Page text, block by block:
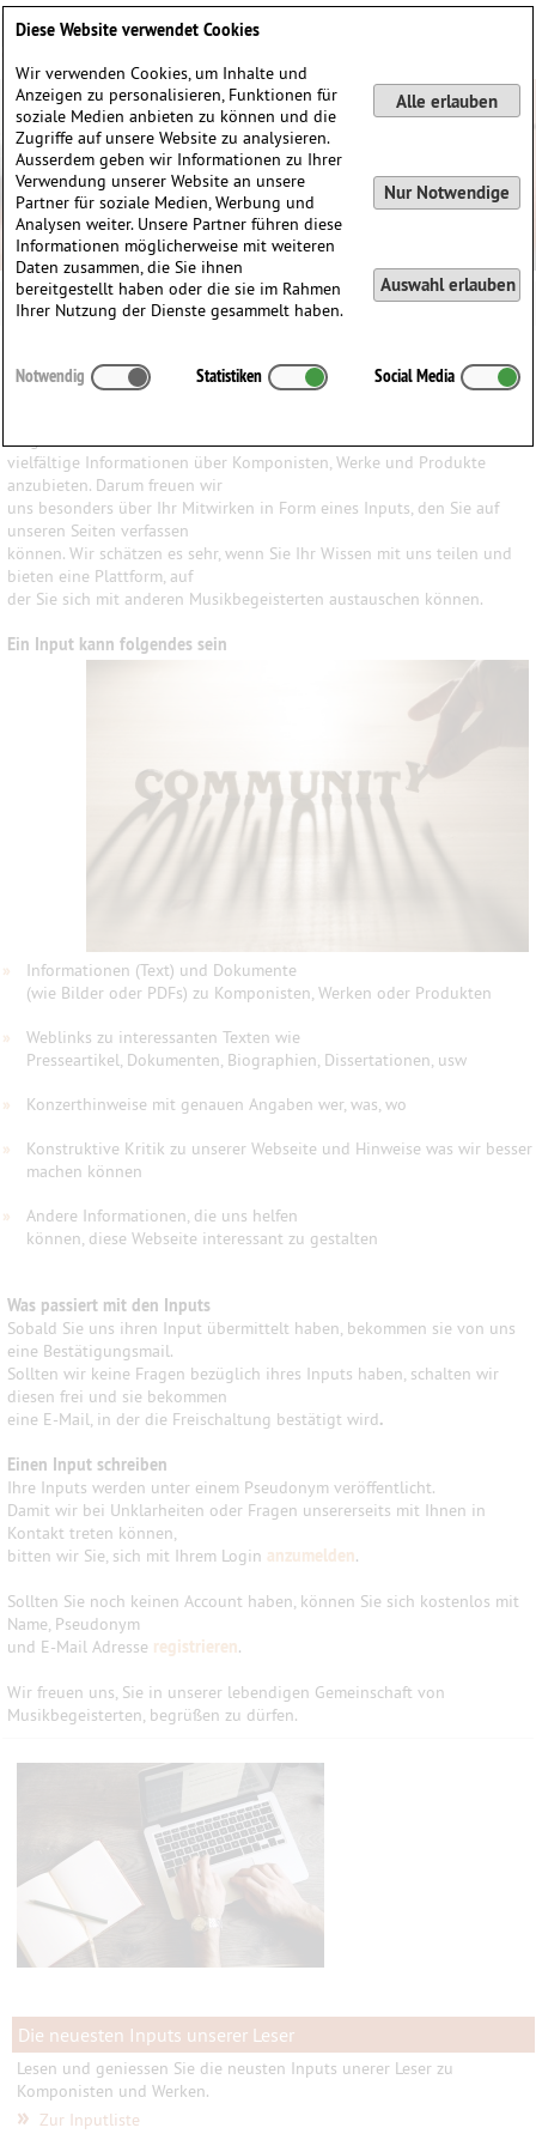
Ihr Input ist uns wichtig
vielfältige Informationen über Komponisten, Werke und Produkte
anzubieten. Darum freuen wir
uns besonders über Ihr Mitwirken in Form eines Inputs, den Sie auf
unseren Seiten verfassen
können. Wir schätzen es sehr, wenn Sie Ihr Wissen mit uns teilen und
bieten eine Plattform, auf
der Sie sich mit anderen Musikbegeisterten austauschen können.
Ein Input kann folgendes sein
»
Informationen (Text) und Dokumente
(wie Bilder oder PDFs) zu Komponisten, Werken oder Produkten
»
Weblinks zu interessanten Texten wie
Presseartikel, Dokumenten, Biographien, Dissertationen, usw
» Konzerthinweise mit genauen Angaben wer, was, wo
»
Konstruktive Kritik zu unserer Webseite und Hinweise was wir besser
machen können
»
Andere Informationen, die uns helfen
können, diese Webseite interessant zu gestalten
Was passiert mit den Inputs
Sobald Sie uns ihren Input übermittelt haben, bekommen sie von uns
eine Bestätigungsmail.
Sollten wir keine Fragen bezüglich ihres Inputs haben, schalten wir
diesen frei und sie bekommen
eine E-Mail, in der die Freischaltung bestätigt wird.
Einen Input schreiben
Ihre Inputs werden unter einem Pseudonym veröffentlicht.
Damit wir bei Unklarheiten oder Fragen unsererseits mit Ihnen in
Kontakt treten können,
bitten wir Sie, sich mit Ihrem Login anzumelden.
Sollten Sie noch keinen Account haben, können Sie sich kostenlos mit
Name, Pseudonym
und E-Mail Adresse registrieren.
Wir freuen uns, Sie in unserer lebendigen Gemeinschaft von
Musikbegeisterten, begrüßen zu dürfen.
Die neuesten Inputs unserer Leser
Lesen und geniessen Sie die neusten Inputs unerer Leser zu
Komponisten und Werken.
» Zur Inputliste
Diese Website verwendet Cookies
Wir verwenden Cookies, um Inhalte und
Anzeigen zu personalisieren, Funktionen für
soziale Medien anbieten zu können und die
Zugriffe auf unsere Website zu analysieren.
Ausserdem geben wir Informationen zu Ihrer
Verwendung unserer Website an unsere
Partner für soziale Medien, Werbung und
Analysen weiter. Unsere Partner führen diese
Informationen möglicherweise mit weiteren
Daten zusammen, die Sie ihnen
bereitgestellt haben oder die sie im Rahmen
Ihrer Nutzung der Dienste gesammelt haben.
Alle erlauben
Nur Notwendige
Auswahl erlauben
Notwendig Statistiken Social Media